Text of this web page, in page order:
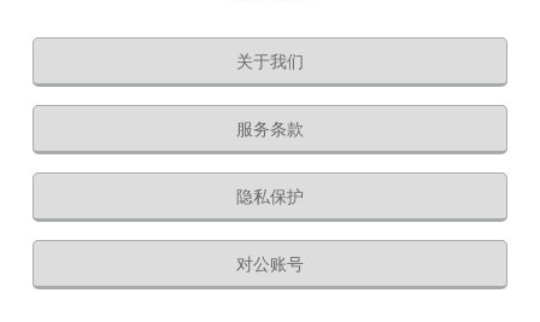
关于我们
服务条款
隐私保护
对公账号